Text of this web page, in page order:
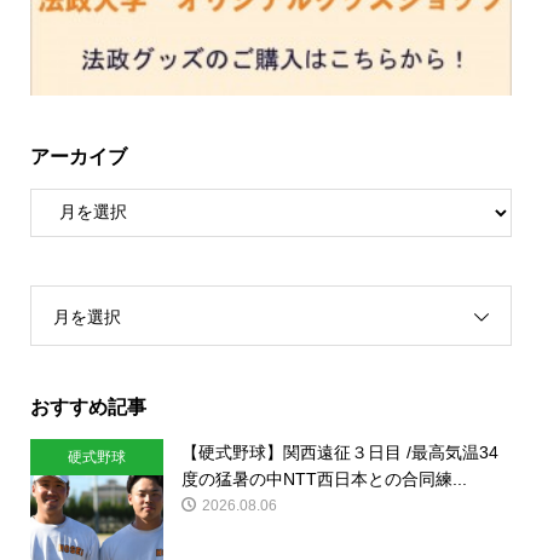
アーカイブ
月を選択
おすすめ記事
硬式野球
【硬式野球】関西遠征３日目 /最高気温34
度の猛暑の中NTT西日本との合同練...
2026.08.06